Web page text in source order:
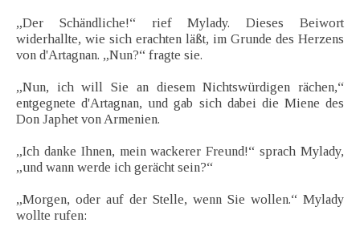
„Der Schändliche!“ rief Mylady. Dieses Beiwort
widerhallte, wie sich erachten läßt, im Grunde des Herzens
von d'Artagnan. „Nun?“ fragte sie.
„Nun, ich will Sie an diesem Nichtswürdigen rächen,“
entgegnete d'Artagnan, und gab sich dabei die Miene des
Don Japhet von Armenien.
„Ich danke Ihnen, mein wackerer Freund!“ sprach Mylady,
„und wann werde ich gerächt sein?“
„Morgen, oder auf der Stelle, wenn Sie wollen.“ Mylady
wollte rufen: